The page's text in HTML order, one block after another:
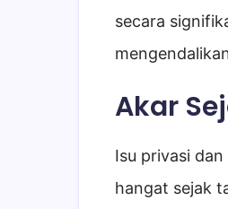
secara
Akar
Isu privasi
hangat sejak